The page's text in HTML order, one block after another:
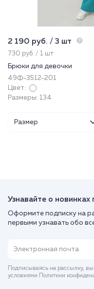
2 190 руб. / 3 шт
730 руб. / 1 шт
Брюки для девочки
49Ф-3512-201
Цвет:
Размеры: 134
Размер
Узнавайте о новинках
Оформите подписку на
первыми узнавать обо
Подписываясь на рассылку, вы
условиями Политики